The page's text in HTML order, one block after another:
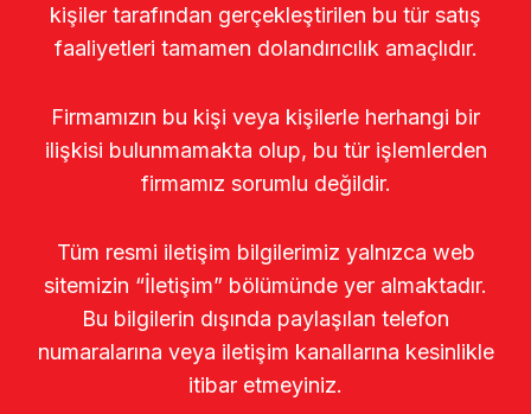
kişiler tarafından gerçekleştirilen bu tür satış
faaliyetleri tamamen dolandırıcılık amaçlıdır.
Firmamızın bu kişi veya kişilerle herhangi bir
ilişkisi bulunmamakta olup, bu tür işlemlerden
firmamız sorumlu değildir.
Tüm resmi iletişim bilgilerimiz yalnızca web
sitemizin “İletişim” bölümünde yer almaktadır.
Bu bilgilerin dışında paylaşılan telefon
numaralarına veya iletişim kanallarına kesinlikle
itibar etmeyiniz.